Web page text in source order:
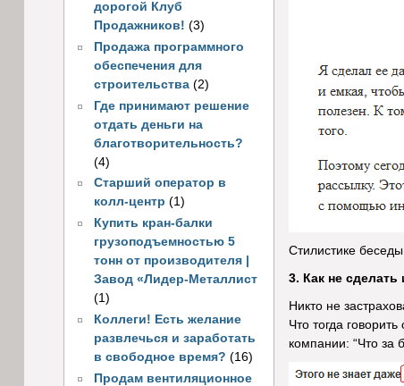
дорогой Клуб
Продажников! (3)
Продажа программного
обеспечения для
строительства (2)
Где принимают решение
отдать деньги на
благотворительность?
(4)
Старший оператор в
колл-центр (1)
Купить кран-балки
грузоподъемностью 5
тонн от производителя |
Завод «Лидер-Металлист
(1)
Коллеги! Есть желание
развлечься и заработать
в свободное время? (16)
Продам вентиляционное
Стилистике
3. Как не сделать
Никто не
Что тогда
компании: “Что за